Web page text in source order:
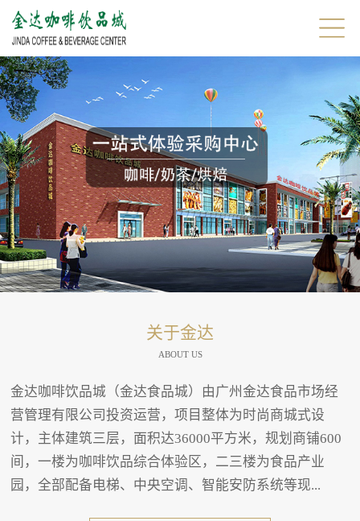
关于金达
ABOUT US
金达咖啡饮品城（金达食品城）由广州金达食品市场经
营管理有限公司投资运营，项目整体为时尚商城式设
计，主体建筑三层，面积达36000平方米，规划商铺600
间，一楼为咖啡饮品综合体验区，二三楼为食品产业
园，全部配备电梯、中央空调、智能安防系统等现...